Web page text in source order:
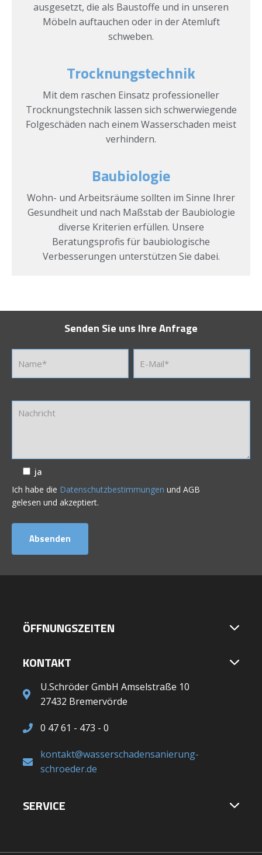
ausgesetzt, die als Baustoffe und in unseren
Möbeln auftauchen oder in der Atemluft
schweben.
Trocknungstechnik
Mit dem raschen Einsatz professioneller
Trocknungstechnik lassen sich schwerwiegende
Folgeschäden nach einem Wasserschaden meist
verhindern.
Baubiologie
Wohn- und Arbeitsräume sollten im Sinne Ihrer
Gesundheit und nach Maßstab der Baubiologie
diverse Kriterien erfüllen. Unsere
Beratungsprofis für baubiologische
Verbesserungen unterstützen Sie dabei.
Senden Sie uns Ihre Anfrage
ja
Ich habe die Datenschutzbestimmungen und AGB
gelesen und akzeptiert.
ÖFFNUNGSZEITEN
KONTAKT
U.Schröder GmbH Amselstraße 10
27432 Bremervörde
0 47 61 - 473 - 0
kontakt@wasserschadensanierung-
schroeder.de
SERVICE